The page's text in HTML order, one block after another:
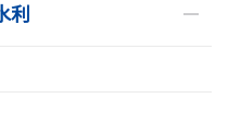
利